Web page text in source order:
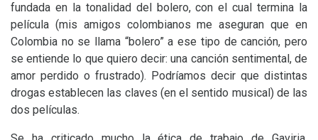
fundada en la tonalidad del bolero, con el cual termina la
película (mis amigos colombianos me aseguran que en
Colombia no se llama “bolero” a ese tipo de canción, pero
se entiende lo que quiero decir: una canción sentimental, de
amor perdido o frustrado). Podríamos decir que distintas
drogas establecen las claves (en el sentido musical) de las
dos películas.